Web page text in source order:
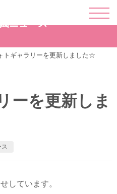
ニュース
トギャラリーを更新しました☆
ーを更新しま
ス
しています。